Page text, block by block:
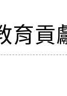
育貢